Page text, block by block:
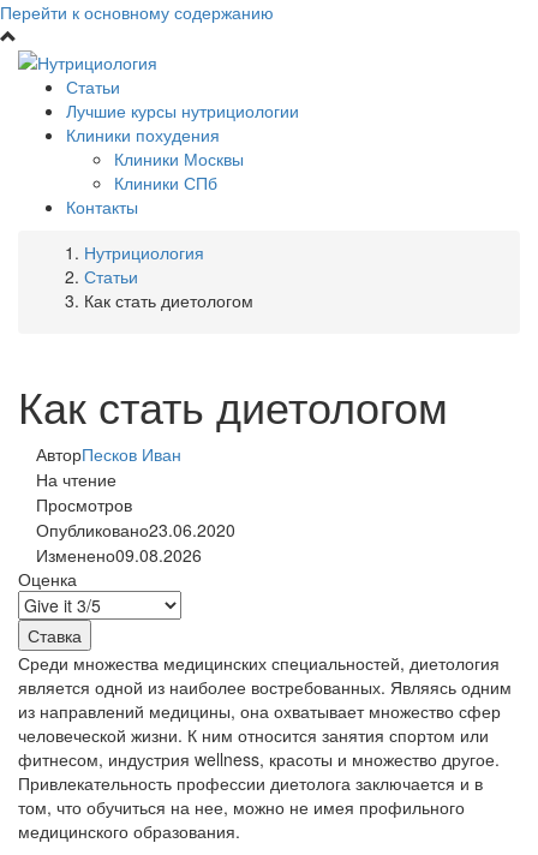
Перейти к основному содержанию
Статьи
Лучшие курсы нутрициологии
Клиники похудения
Клиники Москвы
Клиники СПб
Контакты
Нутрициология
Статьи
Как стать диетологом
Как стать диетологом
АвторПесков Иван
На чтение
Просмотров
Опубликовано23.06.2020
Изменено09.08.2026
Оценка
Среди множества медицинских специальностей, диетология
является одной из наиболее востребованных. Являясь одним
из направлений медицины, она охватывает множество сфер
человеческой жизни. К ним относится занятия спортом или
фитнесом, индустрия wellness, красоты и множество другое.
Привлекательность профессии диетолога заключается и в
том, что обучиться на нее, можно не имея профильного
медицинского образования.